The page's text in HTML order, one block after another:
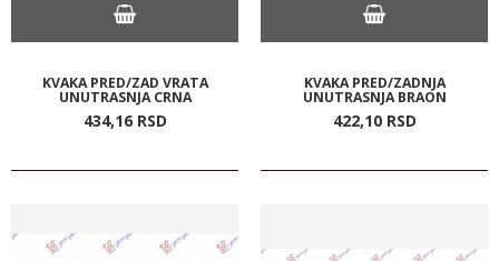
KVAKA PRED/ZAD VRATA
UNUTRASNJA CRNA
434,16 RSD
KVAKA PRED/ZADNJA
UNUTRASNJA BRAON
422,10 RSD